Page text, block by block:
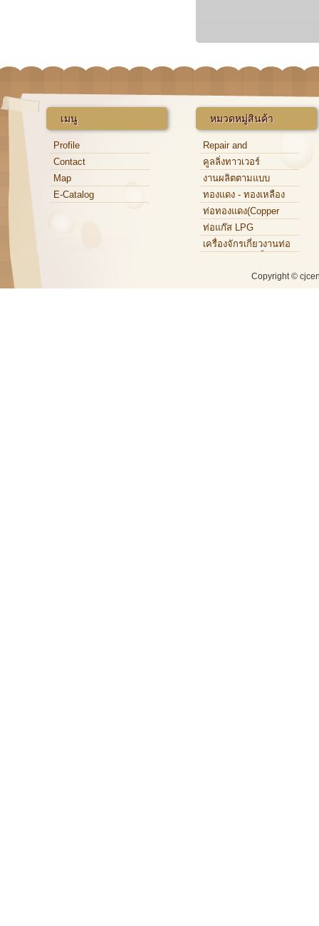
เมนู
Profile
Contact
Map
E-Catalog
หมวดหมู่สินค้า
Repair and
Maintenance
คูลลิ่งทาวเวอร์
งานผลิตตามแบบ
ทองแดง - ทองเหลือง
ท่อทองแดง(Copper
Tube)
ท่อแก๊ส LPG
เครื่องจักรเกี่ยวงานท่อ
Copyright ©